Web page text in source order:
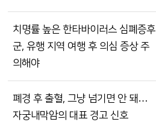
치명률 높은 한타바이러스 심폐증후
군, 유행 지역 여행 후 의심 증상 주
의해야
폐경 후 출혈, 그냥 넘기면 안 돼…
자궁내막암의 대표 경고 신호